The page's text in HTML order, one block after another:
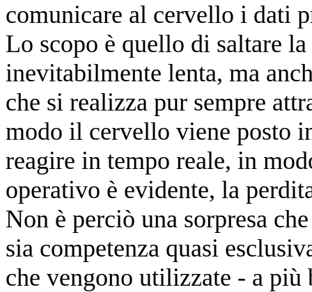
comunicare al cervello i dati
Lo scopo è quello di saltare
inevitabilmente lenta, ma
che si realizza pur sempre
modo il cervello viene posto
reagire in tempo reale, in
operativo è evidente, la
Non è perciò una sorpresa
sia competenza quasi
che vengono utilizzate - a più